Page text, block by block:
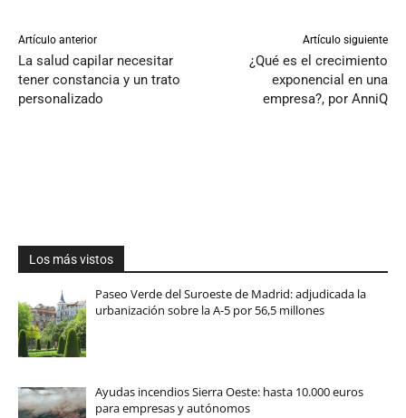
Artículo anterior
La salud capilar necesitar
tener constancia y un trato
personalizado
Artículo siguiente
¿Qué es el crecimiento
exponencial en una
empresa?, por AnniQ
Los más vistos
Paseo Verde del Suroeste de Madrid: adjudicada la
urbanización sobre la A-5 por 56,5 millones
Ayudas incendios Sierra Oeste: hasta 10.000 euros
para empresas y autónomos